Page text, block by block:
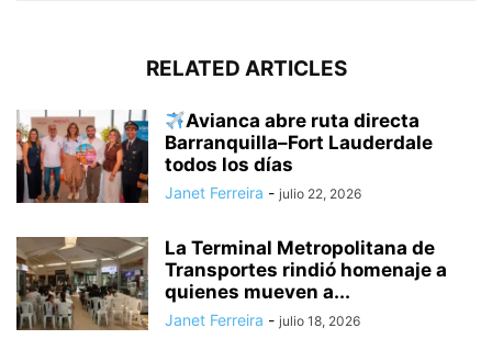
RELATED ARTICLES
Avianca abre ruta directa
Barranquilla–Fort Lauderdale
todos los días
Janet Ferreira - julio 22, 2026
La Terminal Metropolitana de
Transportes rindió homenaje a
quienes mueven a...
Janet Ferreira - julio 18, 2026